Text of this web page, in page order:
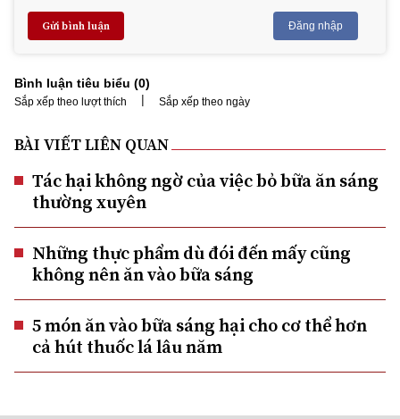
Gửi bình luận Đăng nhập
Bình luận tiêu biểu (0)
Sắp xếp theo lượt thích | Sắp xếp theo ngày
BÀI VIẾT LIÊN QUAN
Tác hại không ngờ của việc bỏ bữa ăn sáng
thường xuyên
Những thực phẩm dù đói đến mấy cũng
không nên ăn vào bữa sáng
5 món ăn vào bữa sáng hại cho cơ thể hơn
cả hút thuốc lá lâu năm